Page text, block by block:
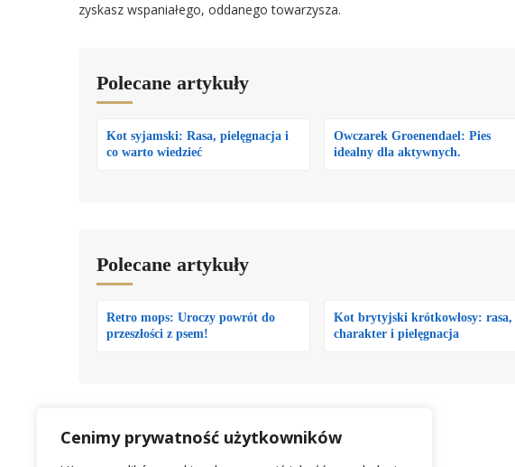
Cenimy prywatność użytkowników
zyskasz wspaniałego, oddanego towarzysza.
Polecane artykuły
Kot syjamski: Rasa, pielęgnacja i
co warto wiedzieć
Owczarek Groenendael: Pies
idealny dla aktywnych.
Polecane artykuły
Retro mops: Uroczy powrót do
przeszłości z psem!
Kot brytyjski krótkowłosy: rasa,
charakter i pielęgnacja